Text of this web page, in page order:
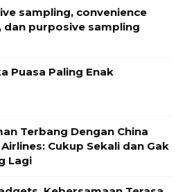
sampling, convenience
dan purposive sampling
Puasa Paling Enak
Terbang Dengan China
Cukup Sekali dan Gak
Lagi